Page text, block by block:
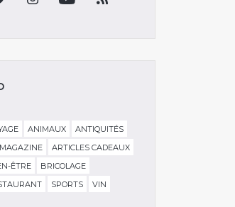
ANIMAUX
ANTIQUITÉS
ARTICLES CADEAUX
ÊTRE
BRICOLAGE
SPORTS VIN